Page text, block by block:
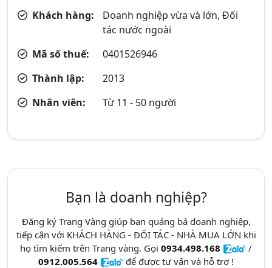
Khách hàng:
Doanh nghiệp vừa và lớn, Đối
tác nước ngoài
Mã số thuế:
0401526946
Thành lập:
2013
Nhân viên:
Từ 11 - 50 người
Bạn là doanh nghiệp?
Đăng ký Trang Vàng giúp bạn quảng bá doanh nghiệp,
tiếp cận với KHÁCH HÀNG - ĐỐI TÁC - NHÀ MUA LỚN khi
họ tìm kiếm trên Trang vàng. Gọi 0934.498.168
/
0912.005.564
để được tư vấn và hỗ trợ !